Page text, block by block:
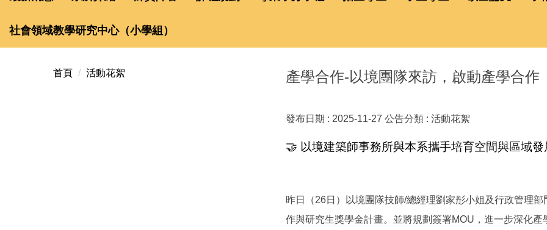
社會領域教學研究中心（小學組）
首頁 活動花絮 產學合作-以境團隊來訪，啟動產學合作
發布日期 : 2025-11-27 公告分類 : 活動花絮
🤝 以境建築師事務所與本系攜手培育空間與區域發
昨日（26日）以境團隊技師/總經理劉家彤小姐及行政管理
作與研究生獎學金計畫。並將規劃簽署MOU，進一步深化產